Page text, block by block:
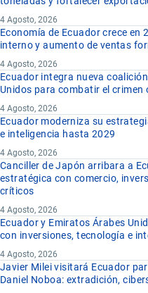
4 Agosto, 2026
Economía de Ecuador crece
interno y aumento de ventas
4 Agosto, 2026
Ecuador integra nueva
Unidos para combatir el crimen
4 Agosto, 2026
Ecuador moderniza su
e inteligencia hasta 2029
4 Agosto, 2026
Canciller de Japón arribara a
estratégica con comercio,
críticos
4 Agosto, 2026
Ecuador y Emiratos Árabes
con inversiones, tecnología e
4 Agosto, 2026
Javier Milei visitará Ecuador
Daniel Noboa: extradición,